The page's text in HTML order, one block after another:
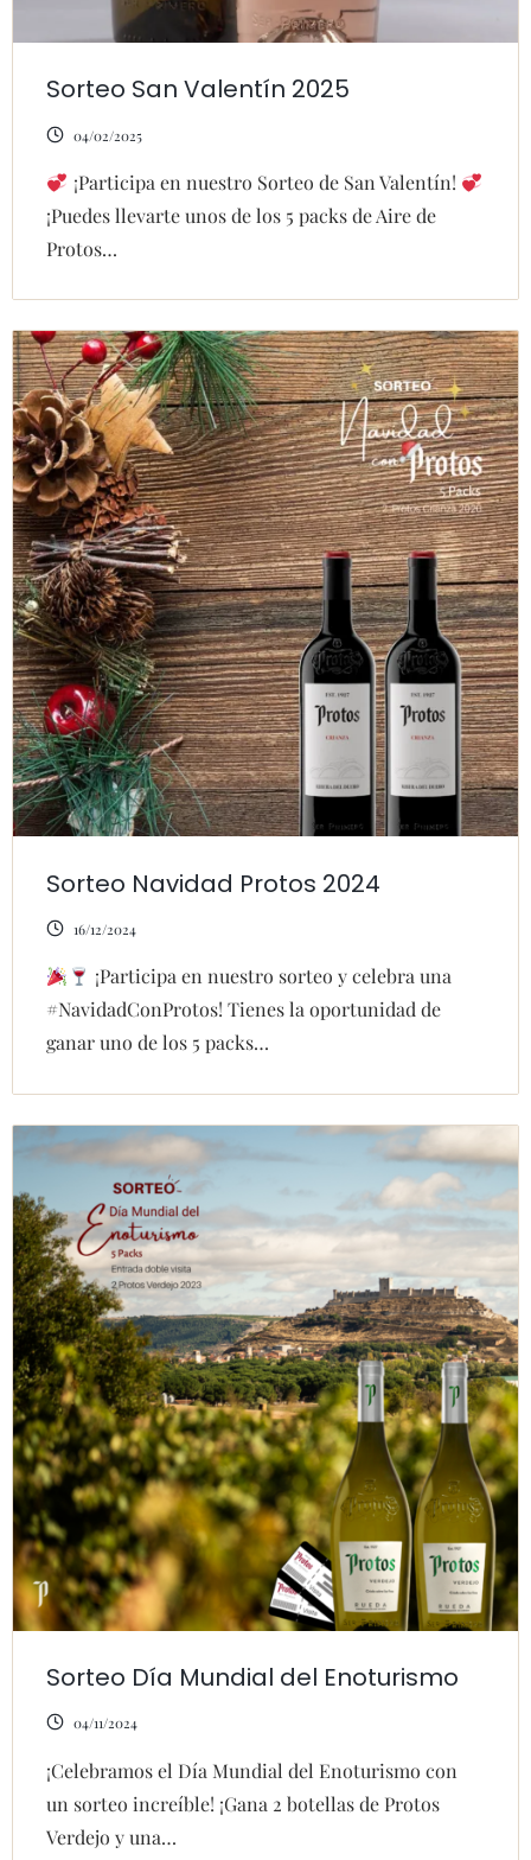
Sorteo San Valentín 2025
04/02/2025
¡Participa en nuestro Sorteo de San Valentín!
¡Puedes llevarte unos de los 5 packs de Aire de
Protos…
Sorteo Navidad Protos 2024
16/12/2024
¡Participa en nuestro sorteo y celebra una
#NavidadConProtos! Tienes la oportunidad de
ganar uno de los 5 packs…
Sorteo Día Mundial del Enoturismo
04/11/2024
¡Celebramos el Día Mundial del Enoturismo con
un sorteo increíble! ¡Gana 2 botellas de Protos
Verdejo y una…